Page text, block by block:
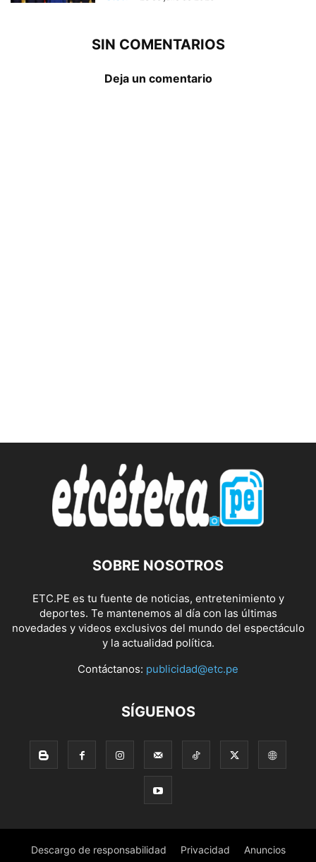
SIN COMENTARIOS
Deja un comentario
SOBRE NOSOTROS
ETC.PE es tu fuente de noticias, entretenimiento y
deportes. Te mantenemos al día con las últimas
novedades y videos exclusivos del mundo del espectáculo
y la actualidad política.
Contáctanos: publicidad@etc.pe
SÍGUENOS
Descargo de responsabilidad Privacidad Anuncios